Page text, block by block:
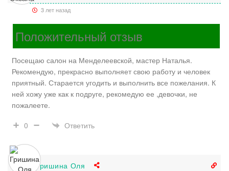
3 лет назад
Положительный отзыв
Посещаю салон на Менделеевской, мастер Наталья.
Рекомендую, прекрасно выполняет свою работу и человек
приятный. Старается угодить и выполнить все пожелания. К
ней хожу уже как к подруге, рекомедую ее ,девочки, не
пожалеете.
0
Ответить
Гришина Оля